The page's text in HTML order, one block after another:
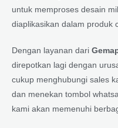
untuk memproses desain
diaplikasikan dalam produk
Dengan layanan dari
direpotkan lagi dengan
cukup menghubungi sales
dan menekan tombol
kami akan memenuhi